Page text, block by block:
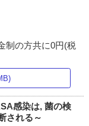
制の方共に0円(税
感染は, 菌の検
される～